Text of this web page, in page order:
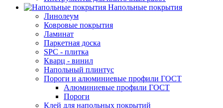
Напольные покрытия
Линолеум
Ковровые покрытия
Ламинат
Паркетная доска
SPC - плитка
Кварц - винил
Напольный плинтус
Пороги и алюминиевые профили ГОСТ
Алюминиевые профили ГОСТ
Пороги
Клей для напольных покрытий